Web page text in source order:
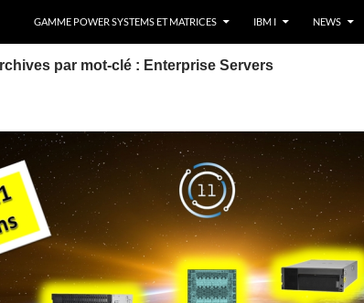
GAMME POWER SYSTEMS ET MATRICES IBM I NEWS
par mot-clé : Enterprise Servers